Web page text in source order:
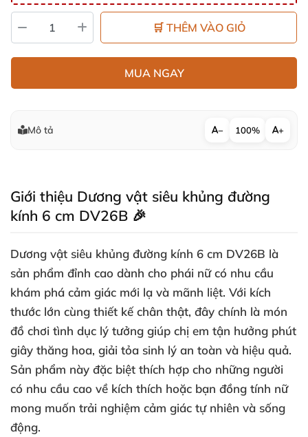
🛒 THÊM VÀO GIỎ
MUA NGAY
Mô tả − 100% +
Giới thiệu Dương vật siêu khủng đường
kính 6 cm DV26B 🎉
Dương vật siêu khủng đường kính 6 cm DV26B là
sản phẩm đỉnh cao dành cho phái nữ có nhu cầu
khám phá cảm giác mới lạ và mãnh liệt. Với kích
thước lớn cùng thiết kế chân thật, đây chính là món
đồ chơi tình dục lý tưởng giúp chị em tận hưởng phút
giây thăng hoa, giải tỏa sinh lý an toàn và hiệu quả.
Sản phẩm này đặc biệt thích hợp cho những người
có nhu cầu cao về kích thích hoặc bạn đồng tính nữ
mong muốn trải nghiệm cảm giác tự nhiên và sống
động.